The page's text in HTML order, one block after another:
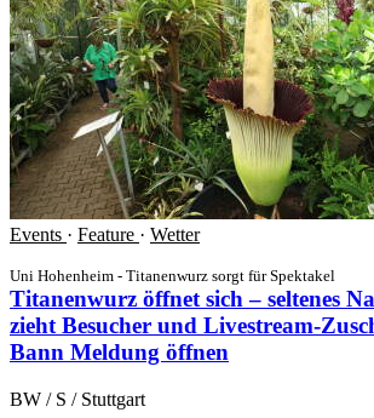
Events · Feature · Wetter
Uni Hohenheim - Titanenwurz sorgt für Spektakel
Titanenwurz öffnet sich – seltenes
zieht Besucher und Livestream-
Bann Meldung öffnen
BW / S / Stuttgart